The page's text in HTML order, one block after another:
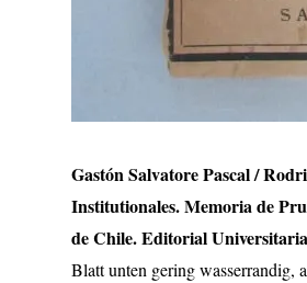
Gastón Salvatore Pascal /
Institutionales. Memoria de
de Chile. Editorial
Blatt unten gering wasserrandig,